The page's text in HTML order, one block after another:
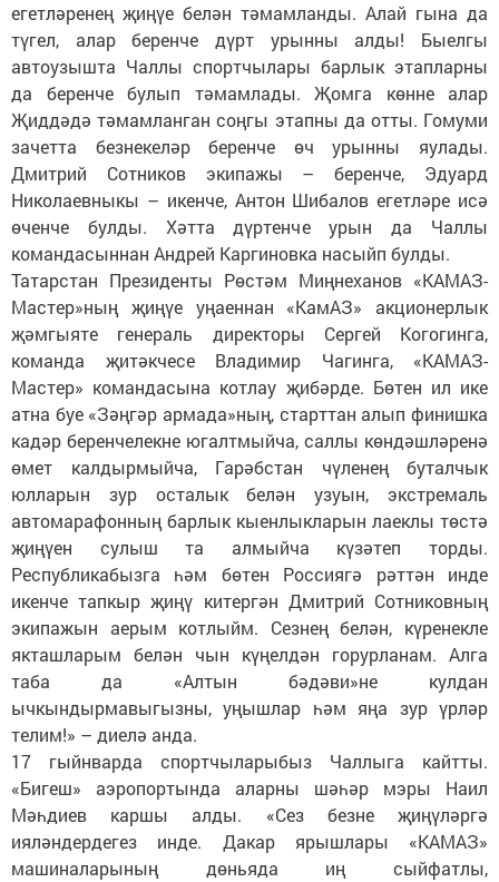
егетләренең җиңүе белән тәмамланды. Алай гына да
түгел, алар беренче дүрт урынны алды! Быелгы
автоузышта Чаллы спортчылары барлык этапларны
да беренче булып тәмамлады. Җомга көнне алар
Җиддәдә тәмамланган соңгы этапны да отты. Гомуми
зачетта безнекеләр беренче өч урынны яулады.
Дмитрий Сотников экипажы – беренче, Эдуард
Николаевныкы – икенче, Антон Шибалов егетләре исә
өченче булды. Хәтта дүртенче урын да Чаллы
командасыннан Андрей Каргиновка насыйп булды.
Татарстан Президенты Рөстәм Миңнеханов «КАМАЗ-
Мастер»ның җиңүе уңаеннан «КамАЗ» акционерлык
җәмгыяте генераль директоры Сергей Когогинга,
команда җитәкчесе Владимир Чагинга, «КАМАЗ-
Мастер» командасына котлау җибәрде. Бөтен ил ике
атна буе «Зәңгәр армада»ның, старттан алып финишка
кадәр беренчелекне югалтмыйча, саллы көндәшләренә
өмет калдырмыйча, Гарәбстан чүленең буталчык
юлларын зур осталык белән узуын, экстремаль
автомарафонның барлык кыенлыкларын лаеклы төстә
җиңүен сулыш та алмыйча күзәтеп торды.
Республикабызга һәм бөтен Россиягә рәттән инде
икенче тапкыр җиңү китергән Дмитрий Сотниковның
экипажын аерым котлыйм. Сезнең белән, күренекле
якташларым белән чын күңелдән горурланам. Алга
таба да «Алтын бәдәви»не кулдан
ычкындырмавыгызны, уңышлар һәм яңа зур үрләр
телим!» – диелә анда.
17 гыйнварда спортчыларыбыз Чаллыга кайтты.
«Бигеш» аэропортында аларны шәһәр мэры Наил
Мәһдиев каршы алды. «Сез безне җиңүләргә
ияләндердегез инде. Дакар ярышлары «КАМАЗ»
машиналарының дөньяда иң сыйфатлы,